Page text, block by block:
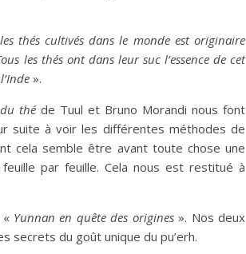
thés cultivés dans le monde est originaire
les thés ont dans leur suc l’essence de cet
».
thé de Tuul et Bruno Morandi nous font
suite à voir les différentes méthodes de
cela semble être avant toute chose une
par feuille. Cela nous est restitué à
Yunnan en quête des origines». Nos deux
secrets du goût unique du pu’erh.